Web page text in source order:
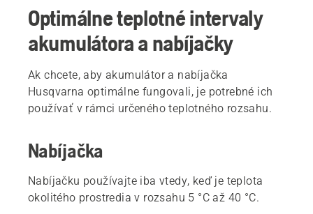
Optimálne teplotné intervaly
akumulátora a nabíjačky
Ak chcete, aby akumulátor a nabíjačka
Husqvarna optimálne fungovali, je potrebné ich
používať v rámci určeného teplotného rozsahu.
Nabíjačka
Nabíjačku používajte iba vtedy, keď je teplota
okolitého prostredia v rozsahu 5 °C až 40 °C.